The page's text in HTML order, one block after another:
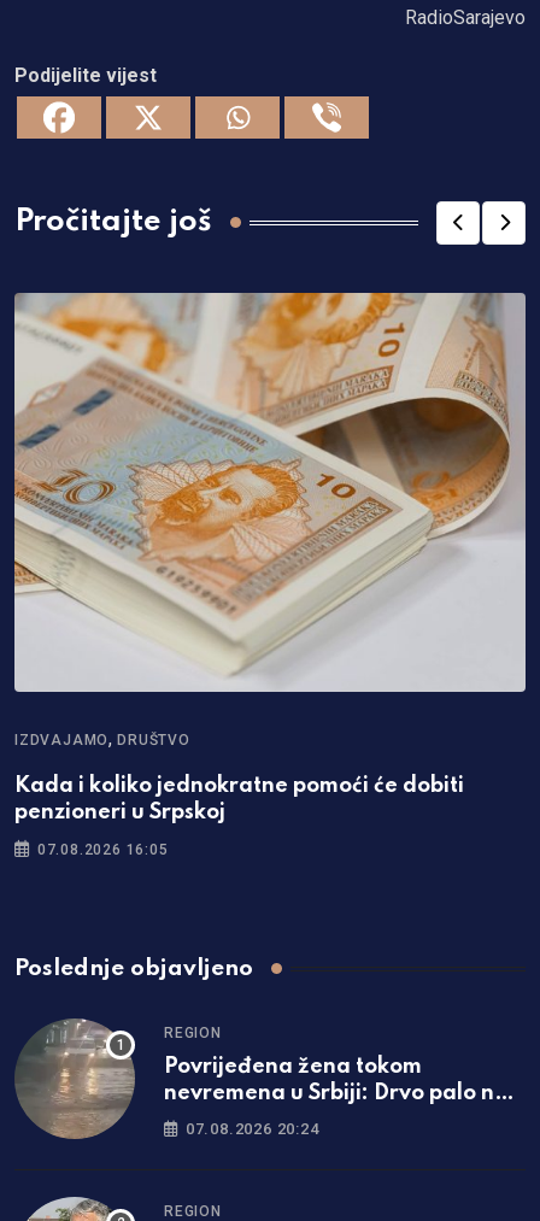
RadioSarajevo
Podijelite vijest
Pročitajte još
IZDVAJAMO,DRUŠTVO
Kada i koliko jednokratne pomoći će dobiti
penzioneri u Srpskoj
07.08.2026 16:05
Poslednje objavljeno
REGION
Povrijeđena žena tokom
nevremena u Srbiji: Drvo palo na
nju, hitno prevezena u bolnicu
07.08.2026 20:24
REGION